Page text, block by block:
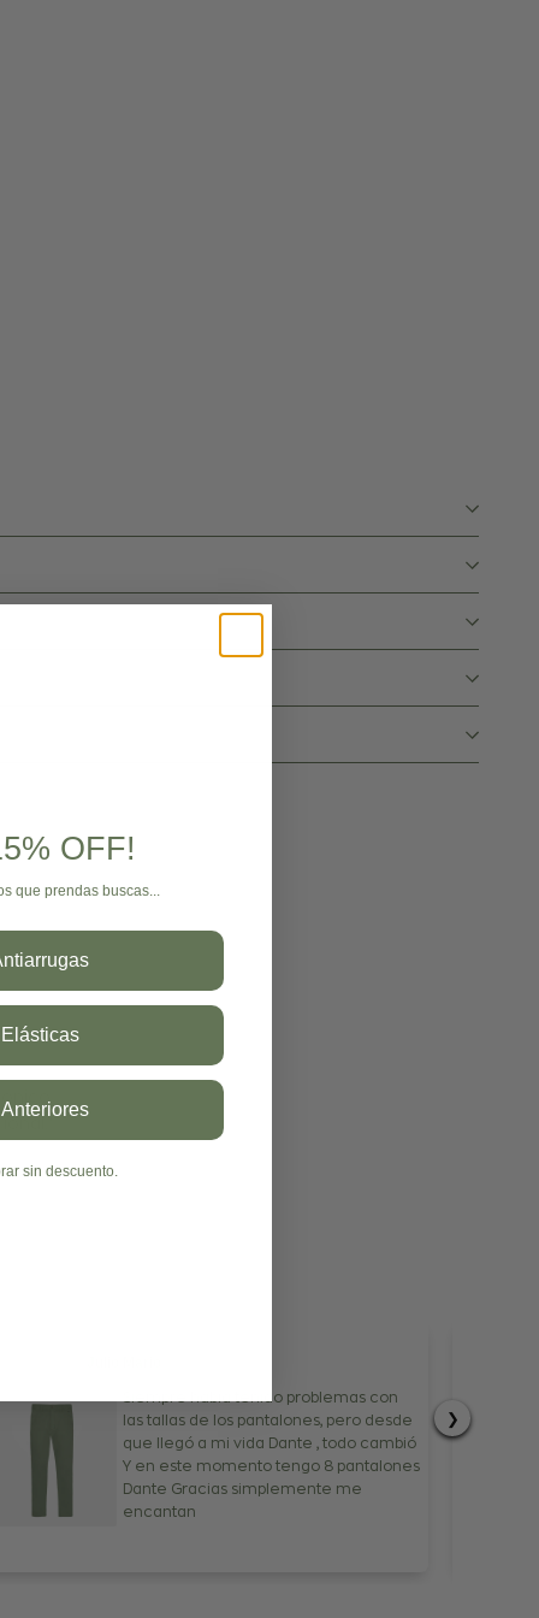
❯
Siempre había tenido problemas con
las tallas de los pantalones, pero desde
que llegó a mi vida Dante , todo cambió
Y en este momento tengo 8 pantalones
Dante Gracias simplemente me
encantan
OFF!
que prendas buscas...
sin descuento.